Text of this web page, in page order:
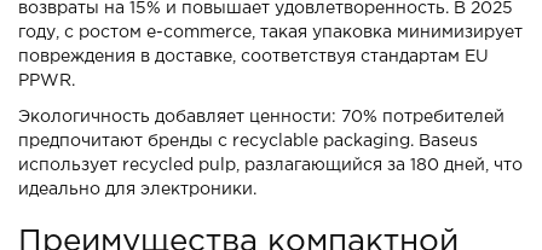
возвраты на 15% и повышает удовлетворенность. В 2025
году, с ростом e-commerce, такая упаковка минимизирует
повреждения в доставке, соответствуя стандартам EU
PPWR.
Экологичность добавляет ценности: 70% потребителей
предпочитают бренды с recyclable packaging. Baseus
использует recycled pulp, разлагающийся за 180 дней, что
идеально для электроники.
Преимущества компактной